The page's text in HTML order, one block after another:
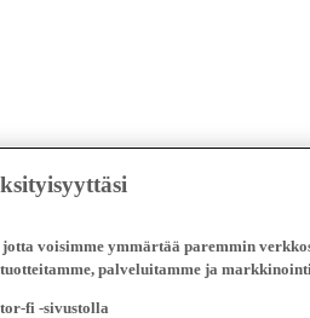
voisimme ymmärtää paremmin
palveluitamme ja
fi -sivustolla